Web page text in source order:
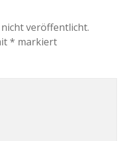
veröffentlicht.
* markiert